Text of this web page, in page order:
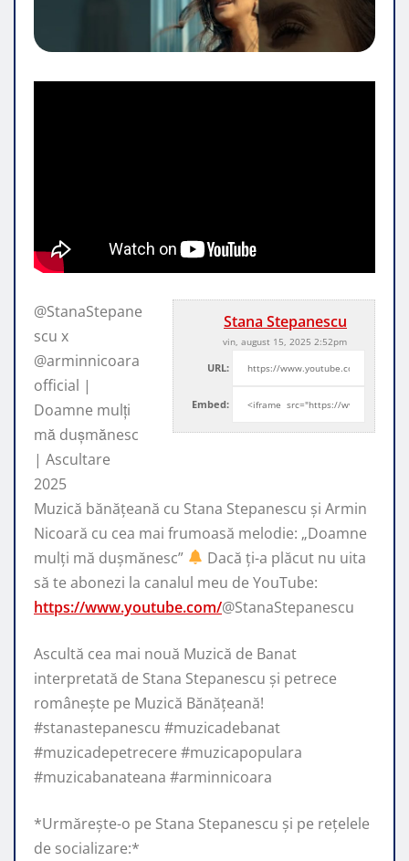
Stana Stepanescu
vin, august 15, 2025 2:52pm
URL:
Embed:
@StanaStepane
scu x
@arminnicoara
official |
Doamne mulți
mă dușmănesc
| Ascultare
2025
Muzică bănățeană cu Stana Stepanescu și Armin
Nicoară cu cea mai frumoasă melodie: „Doamne
mulți mă dușmănesc”
Dacă ți-a plăcut nu uita
să te abonezi la canalul meu de YouTube:
https://www.youtube.com/@StanaStepanescu
Ascultă cea mai nouă Muzică de Banat
interpretată de Stana Stepanescu și petrece
românește pe Muzică Bănățeană!
#stanastepanescu #muzicadebanat
#muzicadepetrecere #muzicapopulara
#muzicabanateana #arminnicoara
*Urmărește-o pe Stana Stepanescu și pe rețelele
de socializare:*